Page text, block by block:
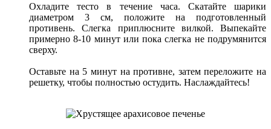
Охладите тесто в течение часа. Скатайте шарики
диаметром 3 см, положите на подготовленный
противень. Слегка приплюсните вилкой. Выпекайте
примерно 8-10 минут или пока слегка не подрумянится
сверху.
Оставьте на 5 минут на противне, затем переложите на
решетку, чтобы полностью остудить. Наслаждайтесь!